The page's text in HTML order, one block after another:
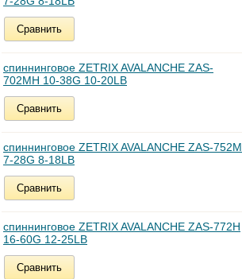
Сравнить
спиннинговое ZETRIX AVALANCHE ZAS-
702MH 10-38G 10-20LB
Сравнить
спиннинговое ZETRIX AVALANCHE ZAS-752M
7-28G 8-18LB
Сравнить
спиннинговое ZETRIX AVALANCHE ZAS-772H
16-60G 12-25LB
Сравнить